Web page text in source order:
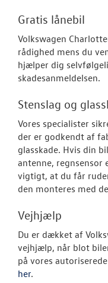
Gratis lånebil
Volkswagen
rådighed mens du
hjælper dig
skadesanmeldelsen.
Stenslag og
Vores specialister
der er godkendt af
glasskade. Hvis din
antenne, regnsensor
vigtigt, at du får
den monteres med
Vejhjælp
Du er dækket af
vejhjælp, når blot
på vores
her.